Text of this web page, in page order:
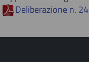
Deliberazione n. 24